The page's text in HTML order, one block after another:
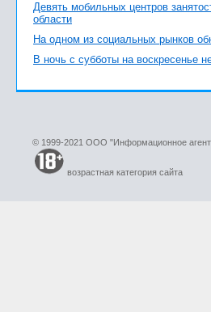
Девять мобильных центров
области
На одном из социальных рынков
В ночь с субботы на воскресенье
© 1999-2021 ООО "Информационное
возрастная категория сайта